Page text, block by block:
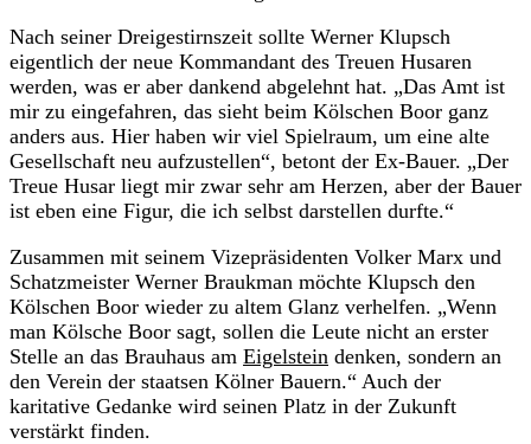
Nach seiner Dreigestirnszeit sollte Werner Klupsch
eigentlich der neue Kommandant des Treuen Husaren
werden, was er aber dankend abgelehnt hat. „Das Amt ist
mir zu eingefahren, das sieht beim Kölschen Boor ganz
anders aus. Hier haben wir viel Spielraum, um eine alte
Gesellschaft neu aufzustellen“, betont der Ex-Bauer. „Der
Treue Husar liegt mir zwar sehr am Herzen, aber der Bauer
ist eben eine Figur, die ich selbst darstellen durfte.“
Zusammen mit seinem Vizepräsidenten Volker Marx und
Schatzmeister Werner Braukman möchte Klupsch den
Kölschen Boor wieder zu altem Glanz verhelfen. „Wenn
man Kölsche Boor sagt, sollen die Leute nicht an erster
Stelle an das Brauhaus am Eigelstein denken, sondern an
den Verein der staatsen Kölner Bauern.“ Auch der
karitative Gedanke wird seinen Platz in der Zukunft
verstärkt finden.